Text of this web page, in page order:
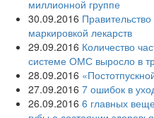
миллионной группе
30.09.2016
маркировкой лекарств
29.09.2016 Количество
системе ОМС выросло в
28.09.2016
27.09.2016 7 ошибок в
26.09.2016 6 главных